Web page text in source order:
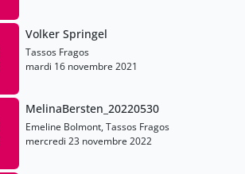
Volker Springel
Tassos Fragos
mardi 16 novembre 2021
MelinaBersten_20220530
Emeline Bolmont, Tassos Fragos
mercredi 23 novembre 2022